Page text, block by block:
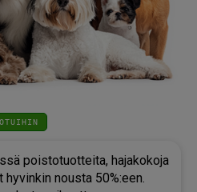
poistotuotteita, hajakokoja
nousta 50%:een.